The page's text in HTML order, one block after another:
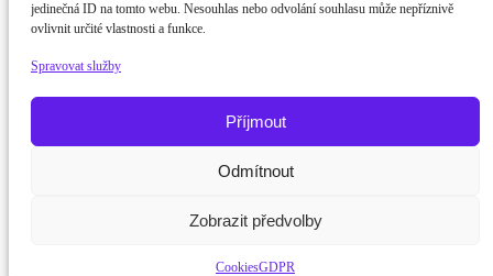
jedinečná ID na tomto webu. Nesouhlas nebo odvolání souhlasu může nepříznivě
ovlivnit určité vlastnosti a funkce.
Spravovat služby
Příjmout
Odmítnout
Zobrazit předvolby
CookiesGDPR